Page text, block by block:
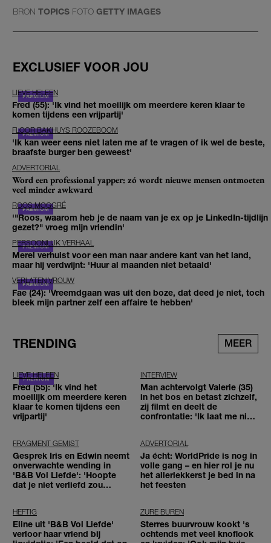
BRON TOPICS FOTO GETTY IMAGES
EXCLUSIEF VOOR JOU
LIEVE HELEEN
Fred (55): 'Ik vind het moeilijk om meerdere keren klaar te
komen tijdens een vrijpartij'
FLOOR BAKHUYS ROOZEBOOM
'Ik kan weer eens niet laten me af te vragen of ik wel de beste,
braafste burger ben geweest'
ADVERTORIAL
Word een professional yapper: zó wordt nieuwe mensen ontmoeten
veel minder awkward
ROOS MOGGRÉ
'"Roos, waarom heb je de naam van je ex op je LinkedIn-tijdlijn
gezet?" vroeg mijn vriendin'
PERSOONLIJK VERHAAL
Merel verhuist voor een man naar andere kant van het land,
maar hij verdwijnt: 'Huur al maanden niet betaald'
VERLATEN VROUW
Fae (24): 'Vreemdgaan was uit den boze, dat deed je niet, toch
bleek mijn partner zelf een affaire te hebben'
TRENDING MEER
LIEVE HELEEN
Fred (55): 'Ik vind het
moeilijk om meerdere keren
klaar te komen tijdens een
vrijpartij'
INTERVIEW
Man achtervolgt Valerie (35)
in het bos en betast zichzelf,
zij filmt en deelt de
confrontatie: 'Ik laat me niet
FRAGMENT GEMIST
Gesprek Iris en Edwin neemt
onverwachte wending in
'B&B Vol Liefde': 'Hoopte
dat je niet verliefd zou
ADVERTORIAL
Ja écht: WorldPride is nog in
volle gang – en hier rol je nu
het allerlekkerst je bed in na
het feesten
HEFTIG
Eline uit 'B&B Vol Liefde'
verloor haar vriend bij
ZURE BUREN
Sterres buurvrouw kookt 's
ochtends met veel knoflook